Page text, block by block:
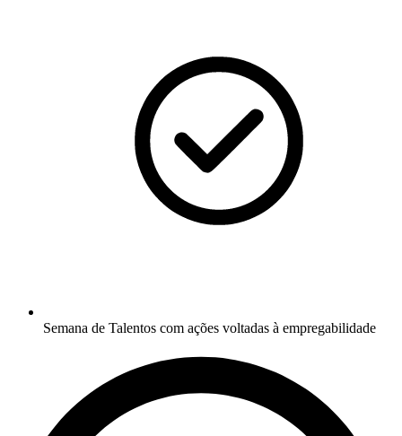
Semana de Talentos com ações voltadas à empregabilidade